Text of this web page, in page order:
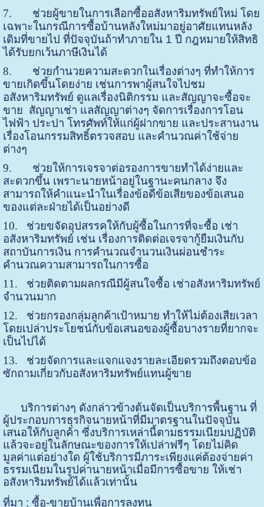
7.
ช่วยผู้ขายในการเลือกซื้ออสังหาริมทรัพย์ใหม่ โดย
เฉพาะในกรณีการซื้อบ้านหลังใหม่มาอยู่อาศัยแทนหลัง
เดิมที่ขายไป ที่ปัจจุบันถ้าทำภายใน 1 ปี กฎหมายให้สิทธิ
ได้รับยกเว้นภาษีเงินได้
8.
ช่วยกำนวยความสะดวกในเรื่องต่างๆ ที่ทำให้การ
ขายเกิดขึ้นโดยง่าย เช่นการพาผู้สนใจไปชม
อสังหาริมทรัพย์ ดูแลเรื่องนิติกรรม และสัญญาจะซื้อจะ
ขาย สัญญาเช่า แลสัญญาต่างๆ จัดการเรื่องการโอน
ไฟฟ้า ประปา โทรศัพท์ให้แก่ผู้ฝากขาย และประสานงาน
เรื่องโอนกรรมสิทธิ์ตรวจสอบ และคำนวณค่าใช้จ่าย
ต่างๆ
9.
ช่วยให้การเจรจาต่อรองการขายทำได้ง่ายและ
สะดวกขึ้น เพราะนายหน้าอยู่ในฐานะคนกลาง จึง
สามารถให้คำแนะนำในเรื่องข้อดีข้อเสียของข้อเสนอ
ของแต่ละฝ่ายได้เป็นอย่างดี
10.
ช่วยขจัดอุปสรรคให้กับผู้ซื้อในการที่จะซื้อ เช่า
อสังหาริมทรัพย์ เช่น เรื่องการติดต่อเจรจากู้ยืมเงินกับ
สถาบันการเงิน การคำนวณจำนวนเงินผ่อนชำระ
คำนวณความสามารถในการซื้อ
11.
ช่วยติดตามผลกรณีมีผู้สนใจซื้อ เช่าอสังหาริมทรัพย์
จำนวนมาก
12.
ช่วยกรองกลุ่มลูกค้าเป้าหมาย ทำให้ไม่ต้องเสียเวลา
โดยเปล่าประโยชน์กับข้อเสนอของผู้ซื้อบางรายที่ยากจะ
เป็นไปได้
13.
ช่วยจัดการและแจกแจงรายละเอียดรวมถึงตอบข้อ
ซักถามเกี่ยวกับอสังหาริมทรัพย์แทนผู้ขาย
บริการต่างๆ ดังกล่าวข้างต้นจัดเป็นบริการพื้นฐาน ที่
ผู้ประกอบการธุรกิจนายหน้าที่มีมาตรฐานในปัจจุบัน
เสนอให้กับลูกค้า ซี่งบริการเหล่านี้ตามธรรมเนียมปฏิบัติ
แล้วจะอยู่ในลักษณะของการให้เปล่าฟรีๆ โดยไม่คิด
มูลค่าแต่อย่างใด ผู้ใช้บริการมีภาระเพียงแค่ต้องจ่ายค่า
ธรรมเนียมในรูปค่านายหน้าเมื่อมีการซื้อขาย ให้เช่า
อสังหาริมทรัพย์ได้แล้วเท่านั้น
ที่มา : ซื้อ-ขายบ้านเพื่อการลงทุน